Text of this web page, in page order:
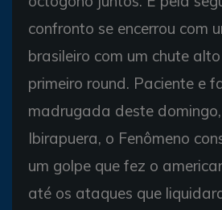
confronto se encerrou com
brasileiro com um chute
primeiro round. Paciente e
madrugada deste
Ibirapuera, o Fenômeno
um golpe que fez o
até os ataques que